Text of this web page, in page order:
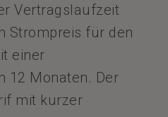
Vertragslaufzeit
Strompreis für den
einer
12 Monaten. Der
mit kurzer